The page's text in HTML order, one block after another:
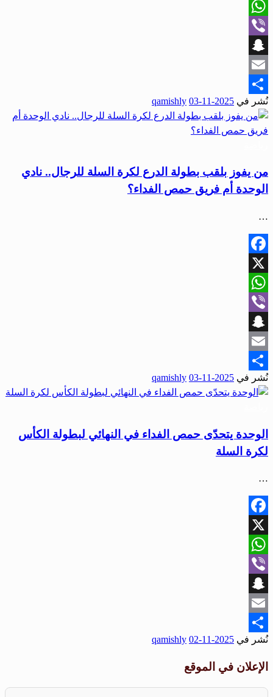
X
WhatsApp
Viber
Snapchat
Email
Share
نُشر في 2025-11-03
qamishly
من يفوز بلقب بطولة الدرع لكرة السلة للرجال.. نادي
الوحدة أم فريق حمص الفداء؟
…
Facebook
X
WhatsApp
Viber
Snapchat
Email
Share
نُشر في 2025-11-03
qamishly
الوحدة يتحدّى حمص الفداء في النهائي لبطولة الكأس
لكرة السلة
…
Facebook
X
WhatsApp
Viber
Snapchat
Email
Share
نُشر في 2025-11-02
qamishly
الإعلان في الموقع